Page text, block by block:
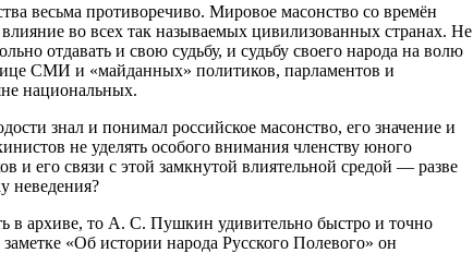
весьма противоречиво. Мировое масонство со времён
во всех так называемых цивилизованных странах. Не
отдавать и свою судьбу, и судьбу своего народа на волю
СМИ и «майданных» политиков, парламентов и
национальных.
знал и понимал российское масонство, его значение и
не уделять особого внимания членству юного
его связи с этой замкнутой влиятельной средой — разве
неведения?
в архиве, то А. С. Пушкин удивительно быстро и точно
«Об истории народа Русского Полевого» он